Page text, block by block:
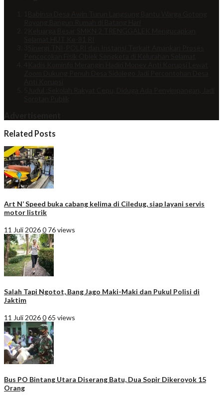
Related Posts
Art N’ Speed buka cabang kelima di Ciledug, siap layani servis
motor listrik
11 Juli 20260 76 views
Salah Tapi Ngotot, Bang Jago Maki-Maki dan Pukul Polisi di
Jaktim
11 Juli 2026065 views
Bus PO Bintang Utara Diserang Batu, Dua Sopir Dikeroyok 15
Orang